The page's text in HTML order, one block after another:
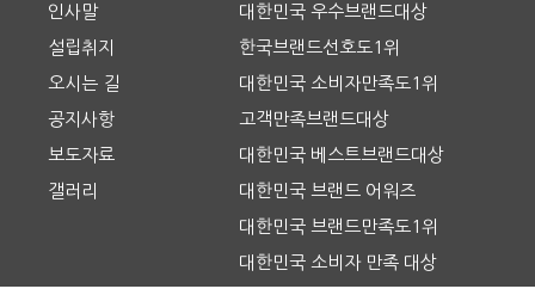
인사말
설립취지
오시는 길
공지사항
보도자료
갤러리
대한민국 우수브랜드대상
한국브랜드선호도1위
대한민국 소비자만족도1위
고객만족브랜드대상
대한민국 베스트브랜드대상
대한민국 브랜드 어워즈
대한민국 브랜드만족도1위
대한민국 소비자 만족 대상